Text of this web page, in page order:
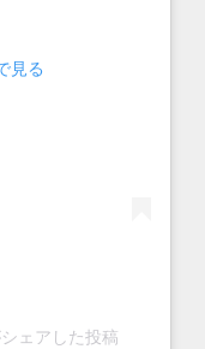
見る
ェアした投稿